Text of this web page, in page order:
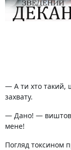
— А ти хто такий,
захвату.
— Дано! —
мене!
Погляд токсином